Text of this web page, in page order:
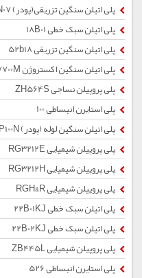
پلی اتیلن سنگین تزریقی(پودر) 62N07
پلی اتیلن سبک خطی 18B01
پلی اتیلن سنگین تزریقی 52b18
پلی اتیلن سنگین اکستروژن 7700M
پلی پروپیلن نساجی ZH564S
پلی استایرن انبساطی 100
پلی اتیلن سنگین لوله (پودر) CRP100N
پلی پروپیلن شیمیایی RG3212E
پلی پروپیلن شیمیایی RG3212H
پلی پروپیلن شیمیایی RGH&R
پلی اتیلن سبک خطی 22B01KJ
پلی اتیلن سبک خطی 22B02KJ
پلی پروپیلن شیمیایی ZB445L
پلی استایرن انبساطی 526